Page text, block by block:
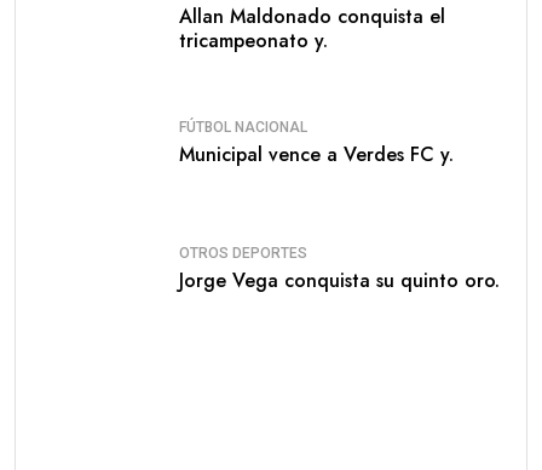
Allan Maldonado conquista el
tricampeonato y.
FÚTBOL NACIONAL
Municipal vence a Verdes FC y.
OTROS DEPORTES
Jorge Vega conquista su quinto oro.